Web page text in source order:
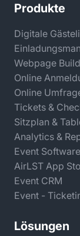
Produkte
Digitale
Webpage
Online
Online
Tickets &
Sitzplan &
Analytics &
Event
AirLST App
Event CRM
Event -
Lösungen